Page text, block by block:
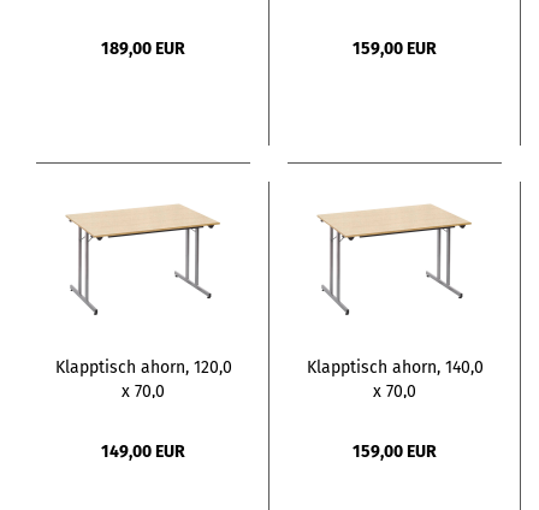
189,00 EUR 159,00 EUR
Klapptisch ahorn, 120,0
x 70,0
149,00 EUR
Klapptisch ahorn, 140,0
x 70,0
159,00 EUR